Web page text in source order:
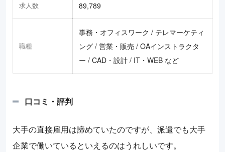
求人数 89,789
職種
事務・オフィスワーク / テレマーケティ
ング / 営業・販売 / OAインストラクタ
ー / CAD・設計 / IT・WEB など
口コミ・評判
大手の直接雇用は諦めていたのですが、派遣でも大手
企業で働いているといえるのはうれしいです。